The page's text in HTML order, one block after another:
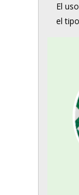
El
el